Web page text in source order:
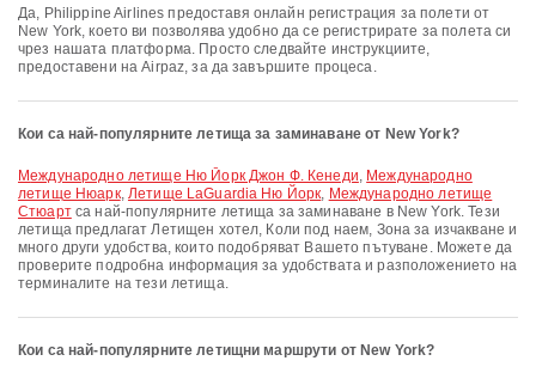
Да, Philippine Airlines предоставя онлайн регистрация за полети от
New York, което ви позволява удобно да се регистрирате за полета си
чрез нашата платформа. Просто следвайте инструкциите,
предоставени на Airpaz, за да завършите процеса.
Кои са най-популярните летища за заминаване от New York?
Международно летище Ню Йорк Джон Ф. Кенеди, Международно
летище Нюарк, Летище LaGuardia Ню Йорк, Международно летище
Стюартса най-популярните летища за заминаване в New York. Тези
летища предлагат Летищен хотел, Коли под наем, Зона за изчакване и
много други удобства, които подобряват Вашето пътуване. Можете да
проверите подробна информация за удобствата и разположението на
терминалите на тези летища.
Кои са най-популярните летищни маршрути от New York?